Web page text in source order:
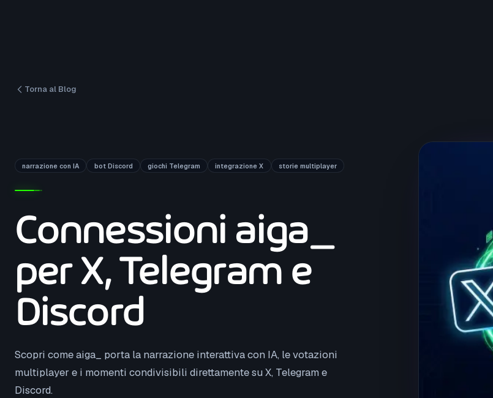
Torna al Blog
narrazione con IA bot Discord giochi Telegram integrazione X storie multiplayer
Connessioni aiga_
per X, Telegram e
Discord
Scopri come aiga_ porta la narrazione interattiva con IA, le votazioni
multiplayer e i momenti condivisibili direttamente su X, Telegram e
Discord.